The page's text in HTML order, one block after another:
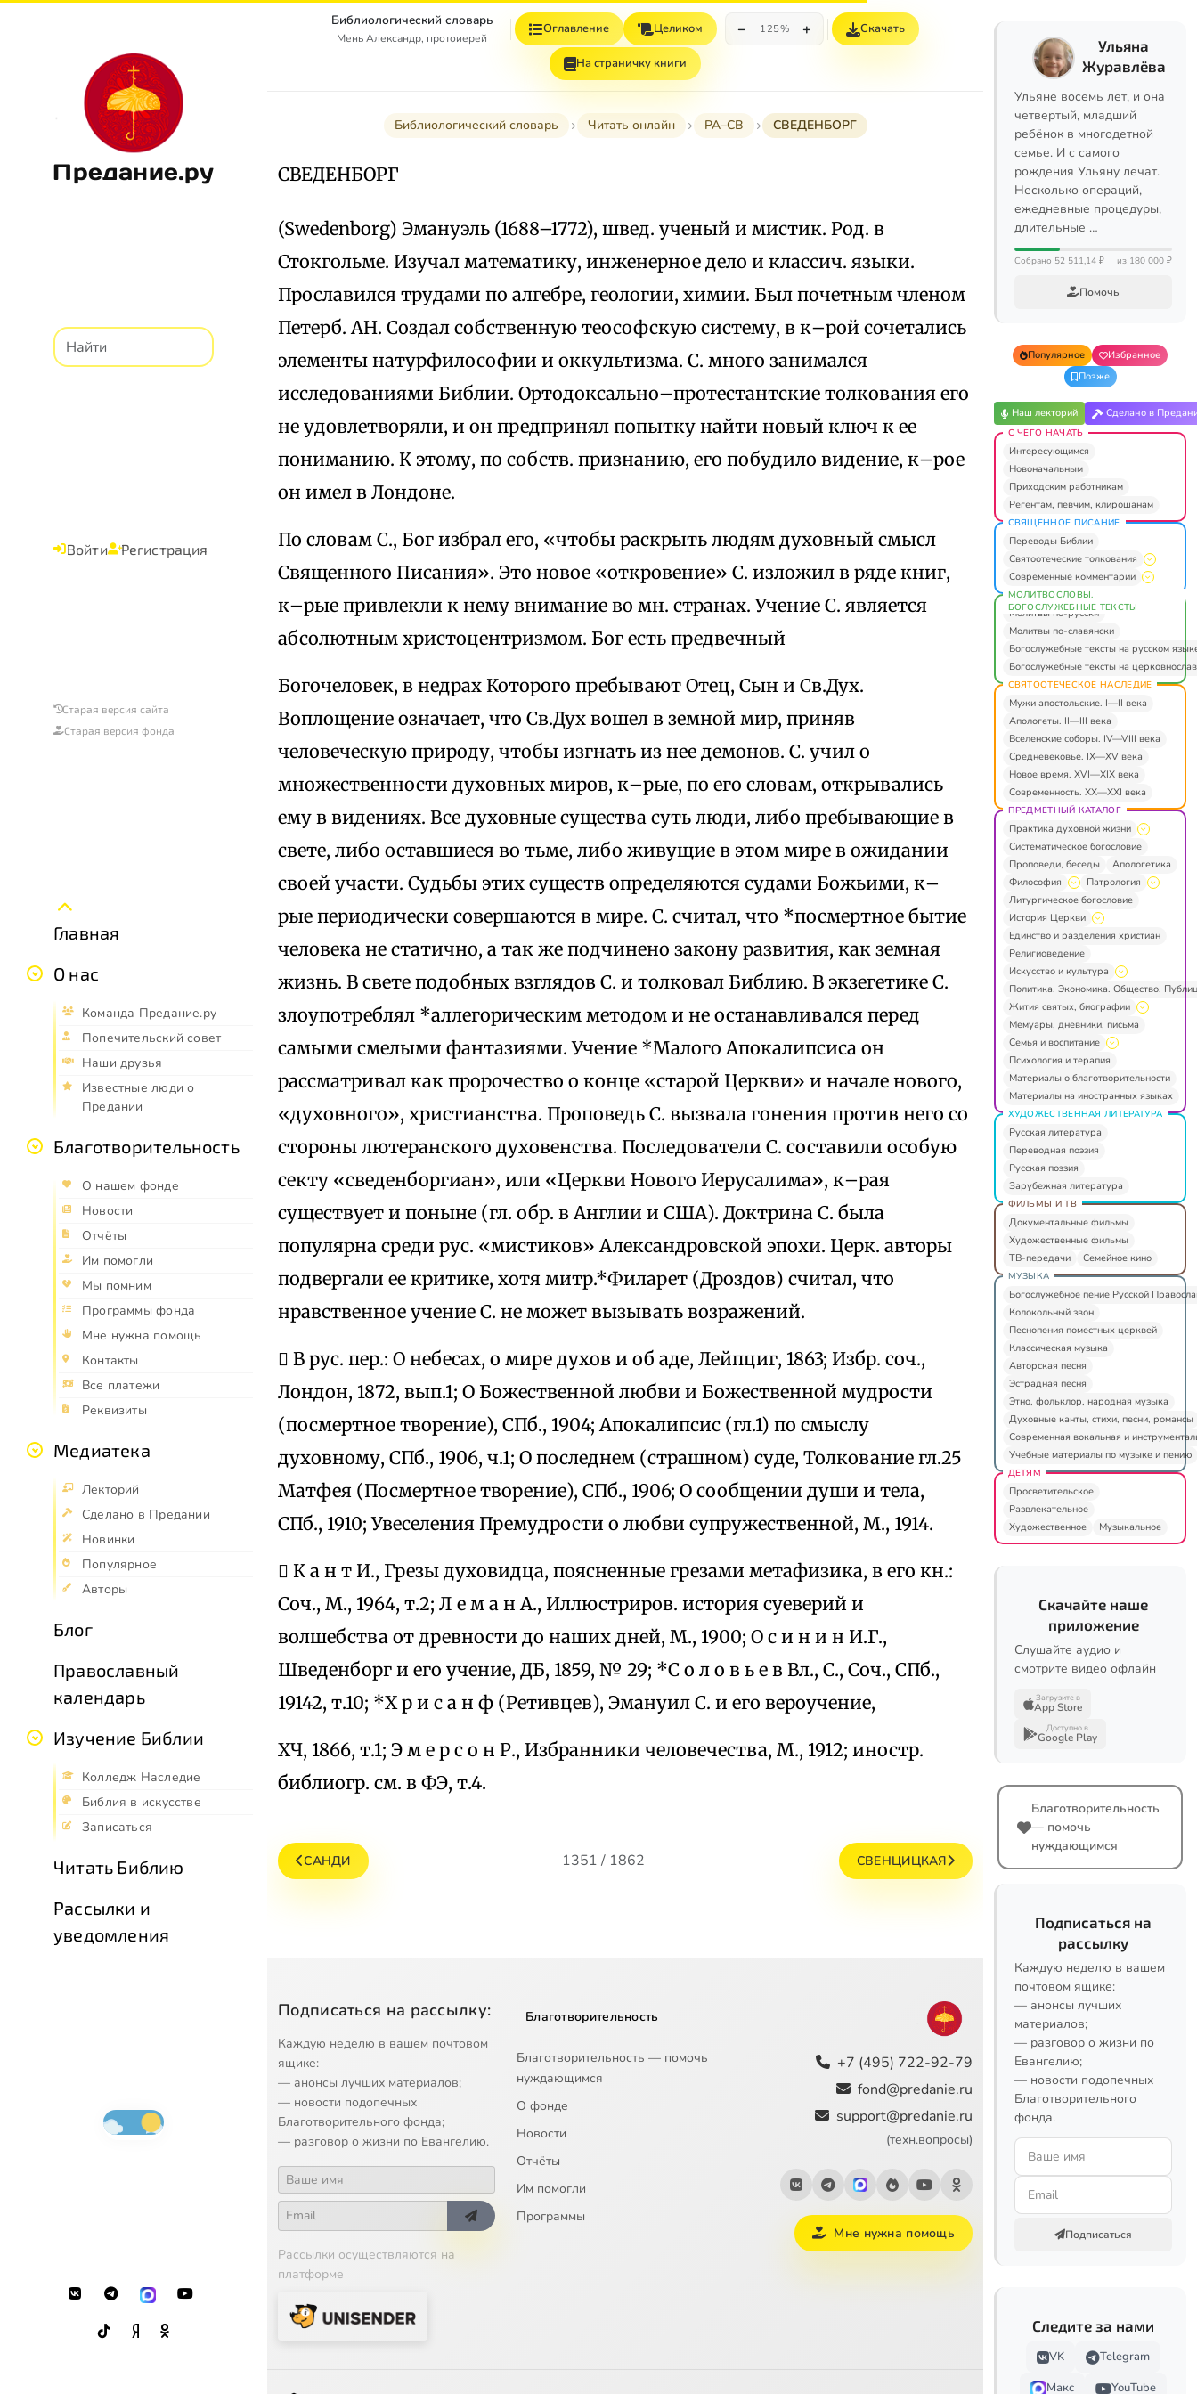
Предание.ру
Войти Регистрация
Старая версия сайта
Старая версия фонда
Главная
О нас
Команда Предание.ру
Попечительский совет
Наши друзья
Известные люди о
Предании
Благотворительность
О нашем фонде
Новости
Отчёты
Им помогли
Мы помним
Программы фонда
Мне нужна помощь
Контакты
Все платежи
Реквизиты
Медиатека
Лекторий
Сделано в Предании
Новинки
Популярное
Авторы
Блог
Православный
календарь
Изучение Библии
Колледж Наследие
Библия в искусстве
Записаться
Читать Библию
Рассылки и
уведомления
Библиологический словарь
Мень Александр, протоиерей
Оглавление Целиком − 125% + Скачать
На страничку книги
Библиологический словарь Читать онлайн РА–СВ СВЕДЕНБОРГ
СВЕДЕНБОРГ
(Swedenborg) Эмануэль (1688–1772), швед. ученый и мистик. Род. в
Стокгольме. Изучал математику, инженерное дело и классич. языки.
Прославился трудами по алгебре, геологии, химии. Был почетным членом
Петерб. АН. Создал собственную теософскую систему, в к–рой сочетались
элементы натурфилософии и оккультизма. С. много занимался
исследованиями Библии. Ортодоксально–протестантские толкования его
не удовлетворяли, и он предпринял попытку найти новый ключ к ее
пониманию. К этому, по собств. признанию, его побудило видение, к–рое
он имел в Лондоне.
По словам С., Бог избрал его, «чтобы раскрыть людям духовный смысл
Священного Писания». Это новое «откровение» С. изложил в ряде книг,
к–рые привлекли к нему внимание во мн. странах. Учение С. является
абсолютным христоцентризмом. Бог есть предвечный
Богочеловек, в недрах Которого пребывают Отец, Сын и Св.Дух.
Воплощение означает, что Св.Дух вошел в земной мир, приняв
человеческую природу, чтобы изгнать из нее демонов. С. учил о
множественности духовных миров, к–рые, по его словам, открывались
ему в видениях. Все духовные существа суть люди, либо пребывающие в
свете, либо оставшиеся во тьме, либо живущие в этом мире в ожидании
своей участи. Судьбы этих существ определяются судами Божьими, к–
рые периодически совершаются в мире. С. считал, что *посмертное бытие
человека не статично, а так же подчинено закону развития, как земная
жизнь. В свете подобных взглядов С. и толковал Библию. В экзегетике С.
злоупотреблял *аллегорическим методом и не останавливался перед
самыми смелыми фантазиями. Учение *Малого Апокалипсиса он
рассматривал как пророчество о конце «старой Церкви» и начале нового,
«духовного», христианства. Проповедь С. вызвала гонения против него со
стороны лютеранского духовенства. Последователи С. составили особую
секту «сведенборгиан», или «Церкви Нового Иерусалима», к–рая
существует и поныне (гл. обр. в Англии и США). Доктрина С. была
популярна среди рус. «мистиков» Александровской эпохи. Церк. авторы
подвергали ее критике, хотя митр.*Филарет (Дроздов) считал, что
нравственное учение С. не может вызывать возражений.
 В рус. пер.: О небесах, о мире духов и об аде, Лейпциг, 1863; Избр. соч.,
Лондон, 1872, вып.1; О Божественной любви и Божественной мудрости
(посмертное творение), СПб., 1904; Апокалипсис (гл.1) по смыслу
духовному, СПб., 1906, ч.1; О последнем (страшном) суде, Толкование гл.25
Матфея (Посмертное творение), СПб., 1906; О сообщении души и тела,
СПб., 1910; Увеселения Премудрости о любви супружественной, М., 1914.
 К а н т И., Грезы духовидца, поясненные грезами метафизика, в его кн.:
Соч., М., 1964, т.2; Л е м а н А., Иллюстриров. история суеверий и
волшебства от древности до наших дней, М., 1900; О с и н и н И.Г.,
Шведенборг и его учение, ДБ, 1859, № 29; *С о л о в ь е в Вл., С., Соч., СПб.,
19142, т.10; *Х р и с а н ф (Ретивцев), Эмануил С. и его вероучение,
ХЧ, 1866, т.1; Э м е р с о н Р., Избранники человечества, М., 1912; иностр.
библиогр. см. в ФЭ, т.4.
САНДИ 1351 / 1862 СВЕНЦИЦКАЯ
Подписаться на рассылку:
Каждую неделю в вашем почтовом
ящике:
— анонсы лучших материалов;
— новости подопечных
Благотворительного фонда;
— разговор о жизни по Евангелию.
Рассылки осуществляются на
платформе
Благотворительность
Благотворительность — помочь
нуждающимся
О фонде
Новости
Отчёты
Им помогли
Программы
+7 (495) 722-92-79
fond@predanie.ru
support@predanie.ru
(техн.вопросы)
Мне нужна помощь
Ульяна
Журавлёва
Ульяне восемь лет, и она
четвертый, младший
ребёнок в многодетной
семье. И с самого
рождения Ульяну лечат.
Несколько операций,
ежедневные процедуры,
длительные …
Собрано 52 511,14 ₽ из 180 000 ₽
Помочь
Популярное
Избранное
Позже
Наш лекторий Сделано в
С ЧЕГО НАЧАТЬ
Интересующимся
Новоначальным
Приходским работникам
Регентам, певчим, клирошанам
СВЯЩЕННОЕ ПИСАНИЕ
Переводы Библии
Святоотеческие толкования
Современные комментарии
МОЛИТВОСЛОВЫ.
БОГОСЛУЖЕБНЫЕ ТЕКСТЫ
Молитвы по-русски
Молитвы по-славянски
Богослужебные тексты на русском
Богослужебные тексты на
СВЯТООТЕЧЕСКОЕ НАСЛЕДИЕ
Мужи апостольские. I—II века
Апологеты. II—III века
Вселенские соборы. IV—VIII века
Средневековье. IX—XV века
Новое время. XVI—XIX века
Современность. XX—XXI века
ПРЕДМЕТНЫЙ КАТАЛОГ
Практика духовной жизни
Систематическое богословие
Проповеди, беседы
Апологетика
Философия
Патрология
Литургическое богословие
История Церкви
Единство и разделения христиан
Религиоведение
Искусство и культура
Политика. Экономика. Общество.
Жития святых, биографии
Мемуары, дневники, письма
Семья и воспитание
Психология и терапия
Материалы о благотворительности
Материалы на иностранных языках
ХУДОЖЕСТВЕННАЯ ЛИТЕРАТУРА
Русская литература
Переводная поэзия
Русская поэзия
Зарубежная литература
ФИЛЬМЫ И ТВ
Документальные фильмы
Художественные фильмы
ТВ-передачи
Семейное кино
МУЗЫКА
Богослужебное пение Русской
Колокольный звон
Песнопения поместных церквей
Классическая музыка
Авторская песня
Эстрадная песня
Этно, фольклор, народная музыка
Духовные канты, стихи, песни, романсы
Современная вокальная и
Учебные материалы по музыке и пению
ДЕТЯМ
Просветительское
Развлекательное
Художественное
Музыкальное
Скачайте наше
приложение
Слушайте аудио и
смотрите видео офлайн
Загрузите в
App Store
Доступно в
Google Play
Благотворительность
— помочь
нуждающимся
Подписаться на
рассылку
Каждую неделю в вашем
почтовом ящике:
— анонсы лучших
материалов;
— разговор о жизни по
Евангелию;
— новости подопечных
Благотворительного
фонда.
Подписаться
Следите за нами
VK
Telegram
Макс
YouTube